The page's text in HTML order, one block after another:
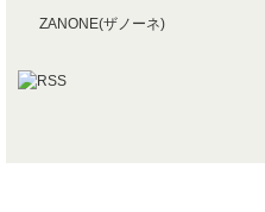
ZANONE(ザノーネ)